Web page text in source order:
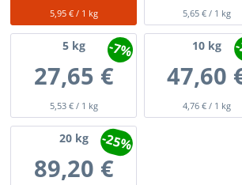
5,95 € / 1 kg 5,65 € / 1 kg
5kg
27,65 €
5,53 € / 1 kg
-7% 10 kg
47,60
4,76 € / 1 kg
20kg
89,20 €
-25%